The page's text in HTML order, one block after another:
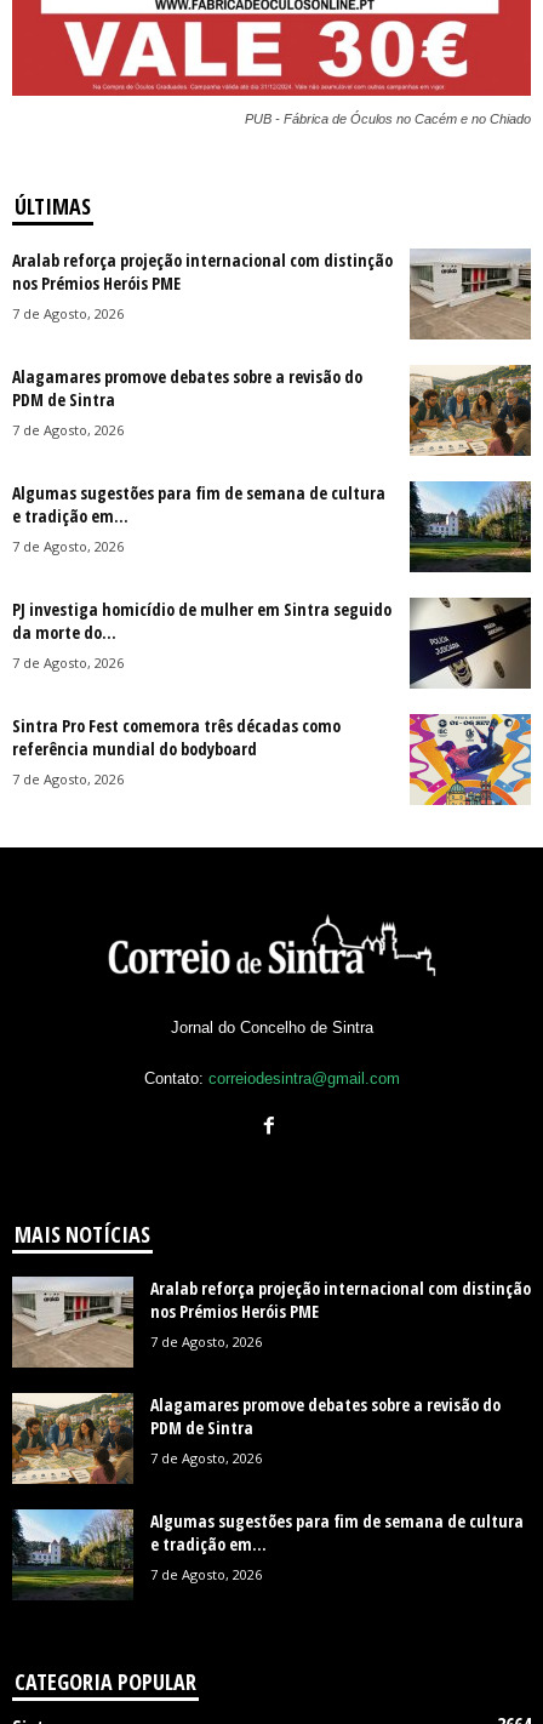
PUB - Fábrica de Óculos no Cacém e no Chiado
ÚLTIMAS
Aralab reforça projeção internacional com distinção
nos Prémios Heróis PME
7 de Agosto, 2026
Alagamares promove debates sobre a revisão do
PDM de Sintra
7 de Agosto, 2026
Algumas sugestões para fim de semana de cultura
e tradição em...
7 de Agosto, 2026
PJ investiga homicídio de mulher em Sintra seguido
da morte do...
7 de Agosto, 2026
Sintra Pro Fest comemora três décadas como
referência mundial do bodyboard
7 de Agosto, 2026
Jornal do Concelho de Sintra
Contato: correiodesintra@gmail.com
MAIS NOTÍCIAS
Aralab reforça projeção internacional com distinção
nos Prémios Heróis PME
7 de Agosto, 2026
Alagamares promove debates sobre a revisão do
PDM de Sintra
7 de Agosto, 2026
Algumas sugestões para fim de semana de cultura
e tradição em...
7 de Agosto, 2026
CATEGORIA POPULAR